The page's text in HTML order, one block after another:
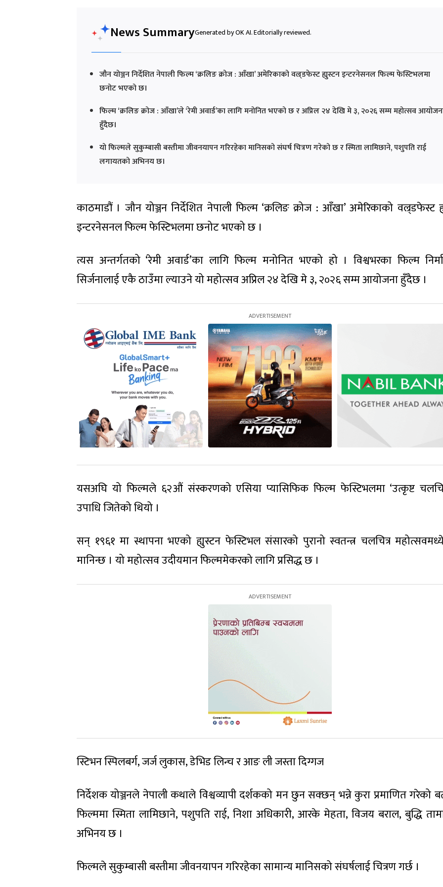
News SummaryGenerated by OK AI. Editorially reviewed.
जौन योञ्जन निर्देशित नेपाली फिल्म ‘क्रलिङ क्रोज : आँखा’ अमेरिकाको वल्र्डफेस्ट ह्युस्टन इन्टरनेसनल फिल्म फेस्टिभलमा
छनोट भएको छ।
फिल्म ‘क्रलिङ क्रोज : आँखा’ले ‘रेमी अवार्ड’का लागि मनोनित भएको छ र अप्रिल २४ देखि मे ३, २०२६ सम्म महोत्सव
हुँदैछ।
यो फिल्मले सुकुम्बासी बस्तीमा जीवनयापन गरिरहेका मानिसको संघर्ष चित्रण गरेको छ र स्मिता लामिछाने, पशुपति राई
लगायतको अभिनय छ।
काठमाडौं । जौन योञ्जन निर्देशित नेपाली फिल्म ‘क्रलिङ क्रोज : आँखा’ अमेरिकाको वल्र्डफेस्ट
इन्टरनेसनल फिल्म फेस्टिभलमा छनोट भएको छ ।
त्यस अन्तर्गतको ‘रेमी अवार्ड’का लागि फिल्म मनोनित भएको हो । विश्वभरका फिल्म
सिर्जनालाई एकै ठाउँमा ल्याउने यो महोत्सव अप्रिल २४ देखि मे ३, २०२६ सम्म आयोजना हुँदैछ ।
यसअघि यो फिल्मले ६२औं संस्करणको एसिया प्यासिफिक फिल्म फेस्टिभलमा ‘उत्कृष्ट
उपाधि जितेको थियो ।
सन् १९६१ मा स्थापना भएको ह्युस्टन फेस्टिभल संसारको पुरानो स्वतन्त्र चलचित्र
मानिन्छ । यो महोत्सव उदीयमान फिल्ममेकरको लागि प्रसिद्ध छ ।
स्टिभन स्पिलबर्ग, जर्ज लुकास, डेभिड लिन्च र आङ ली जस्ता दिग्गज
निर्देशक योञ्जनले नेपाली कथाले विश्वव्यापी दर्शकको मन छुन सक्छन् भन्ने कुरा प्रमाणित गरेको
फिल्ममा स्मिता लामिछाने, पशुपति राई, निशा अधिकारी, आरके मेहता, विजय बराल, बुद्धि
अभिनय छ ।
फिल्मले सुकुम्बासी बस्तीमा जीवनयापन गरिरहेका सामान्य मानिसको संघर्षलाई चित्रण गर्छ ।